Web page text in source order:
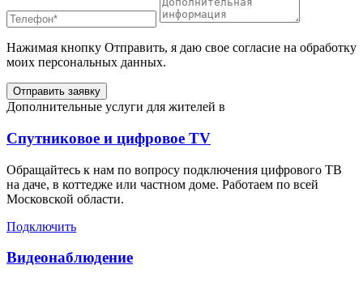
Нажимая кнопку Отправить, я даю свое согласие на обработку
моих персональных данных.
Отправить заявку
Дополнительные услуги для жителей в
Спутниковое и цифровое TV
Обращайтесь к нам по вопросу подключения цифрового ТВ
на даче, в коттедже или частном доме. Работаем по всей
Московской области.
Подключить
Видеонаблюдение